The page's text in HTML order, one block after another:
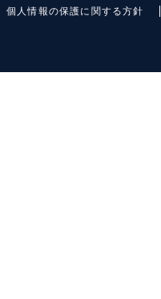
個人情報の保護に関する方針